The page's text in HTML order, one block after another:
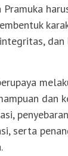
dan
dan
serta